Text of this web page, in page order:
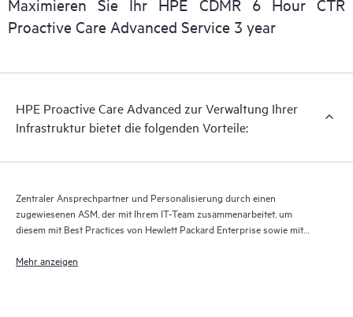
Bei HPE Proactive Care Advanced wird Technologie für
von Daten verwendet, um die Erbringung der Support- und
vollständigen Erbringung und allen Vorteilen dieses
Supportservice profitieren können, muss die aktuelle Version
Maximieren Sie Ihr HPE CDMR 6 Hour CTR
Proactive Care Advanced Service 3 year
HPE Proactive Care Advanced zur Verwaltung Ihrer
Infrastruktur bietet die folgenden Vorteile:
Zentraler Ansprechpartner und Personalisierung durch einen
zugewiesenen ASM, der mit Ihrem IT-Team zusammenarbeitet, um
diesem mit Best Practices von Hewlett Packard Enterprise sowie mit
zur Seite zu stehen
Mehr anzeigen